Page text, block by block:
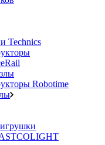
Technics
Robotime